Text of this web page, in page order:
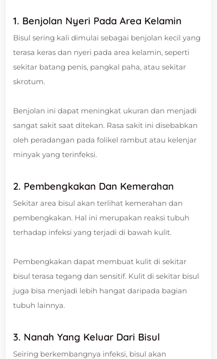
1. Benjolan Nyeri Pada Area Kelamin
Bisul sering kali dimulai sebagai benjolan kecil yang
terasa keras dan nyeri pada area kelamin, seperti
sekitar batang penis, pangkal paha, atau sekitar
skrotum.
Benjolan ini dapat meningkat ukuran dan menjadi
sangat sakit saat ditekan. Rasa sakit ini disebabkan
oleh peradangan pada folikel rambut atau kelenjar
minyak yang terinfeksi.
2. Pembengkakan Dan Kemerahan
Sekitar area bisul akan terlihat kemerahan dan
pembengkakan. Hal ini merupakan reaksi tubuh
terhadap infeksi yang terjadi di bawah kulit.
Pembengkakan dapat membuat kulit di sekitar
bisul terasa tegang dan sensitif. Kulit di sekitar bisul
juga bisa menjadi lebih hangat daripada bagian
tubuh lainnya.
3. Nanah Yang Keluar Dari Bisul
Seiring berkembangnya infeksi, bisul akan